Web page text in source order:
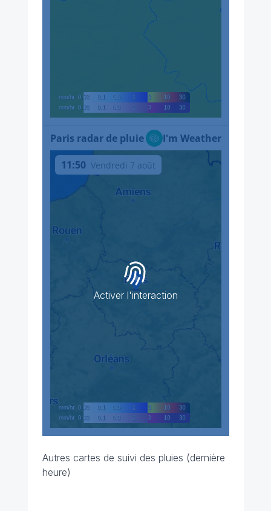
Activer l'interaction
Autres cartes de suivi des pluies (dernière
heure)